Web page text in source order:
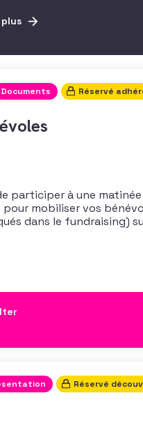
Documents Réservé
participer à une matinée
mobiliser vos
dans le fundraising)
Réservé